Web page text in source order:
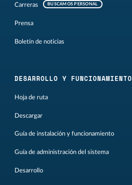
Carreras BUSCAMOS PERSONAL
Prensa
Boletín de noticias
DESARROLLO Y FUNCIONAMIENTO
Hoja de ruta
Descargar
Guía de instalación y funcionamiento
Guía de administración del sistema
Desarrollo